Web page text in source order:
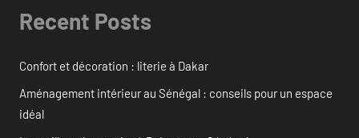
Recent Posts
Confort et décoration : literie à Dakar
Aménagement intérieur au Sénégal : conseils pour un espace
idéal